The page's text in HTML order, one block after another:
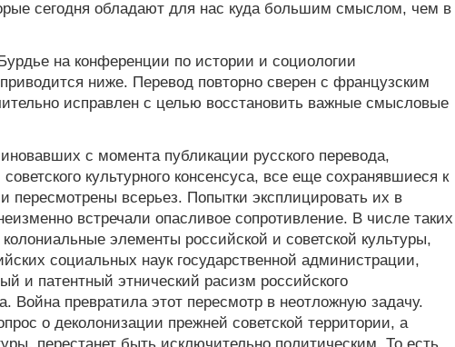
сегодня обладают для нас куда большим смыслом, чем в
на конференции по истории и социологии
ниже. Перевод повторно сверен с французским
исправлен с целью восстановить важные смысловые
с момента публикации русского перевода,
культурного консенсуса, все еще сохранявшиеся к
пересмотрены всерьез. Попытки эксплицировать их в
встречали опасливое сопротивление. В числе таких
колониальные элементы российской и советской культуры,
социальных наук государственной администрации,
и патентный этнический расизм российского
Война превратила этот пересмотр в неотложную задачу.
о деколонизации прежней советской территории, а